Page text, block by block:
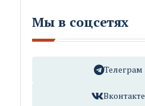
Мы в соцсетях
Телеграм
Вконтакте